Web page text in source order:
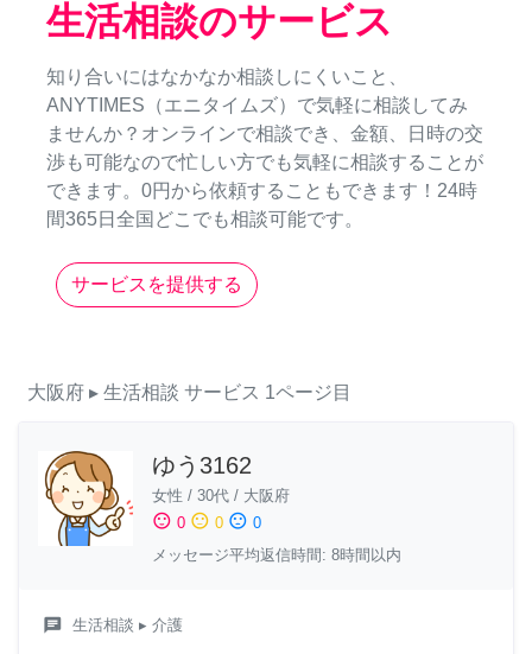
生活相談のサービス
知り合いにはなかなか相談しにくいこと、
ANYTIMES（エニタイムズ）で気軽に相談してみ
ませんか？オンラインで相談でき、金額、日時の交
渉も可能なので忙しい方でも気軽に相談することが
できます。0円から依頼することもできます！24時
間365日全国どこでも相談可能です。
サービスを提供する
大阪府 ▸ 生活相談 サービス 1ページ目
ゆう3162
女性 / 30代 / 大阪府
sentiment_satisfied 0 sentiment_neutral 0 sentiment_dissatisfied 0
メッセージ平均返信時間: 8時間以内
chat 生活相談 ▸ 介護